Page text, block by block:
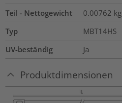
Teil - Nettogewicht 0.00762 kg
Typ
MBT14HS
UV-beständig
Ja
Produktdimensionen